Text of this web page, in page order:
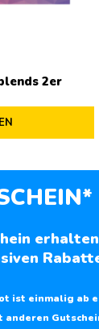
2er
ist einmalig ab
anderen